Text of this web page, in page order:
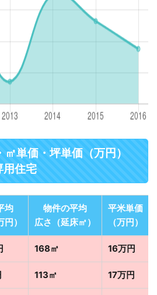
単価・坪単価（万円）
住宅
均
）
物件の平均
広さ（延床㎡）
平米単価
（万円）
168㎡ 16万円
113㎡ 17万円